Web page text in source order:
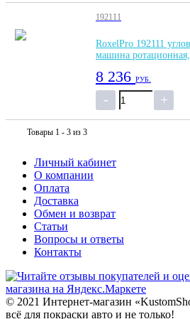
192111
RoxelPro 192111
машина
8 236 РУБ.
Товары 1 - 3 из 3
Личный кабинет
О компании
Оплата
Доставка
Обмен и возврат
Статьи
Вопросы и ответы
Контакты
© 2021 Интернет-магазин
всё для покраски авто и не только!